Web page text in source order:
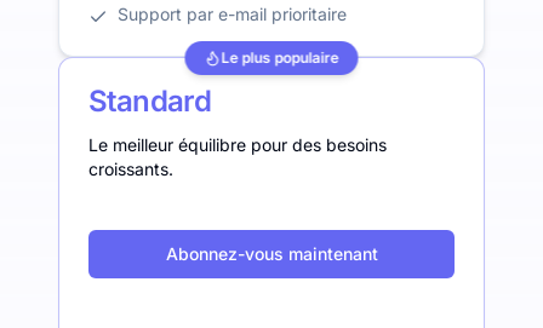
Support par e-mail prioritaire
Le plus populaire
Standard
Le meilleur équilibre pour des besoins
croissants.
Abonnez-vous maintenant